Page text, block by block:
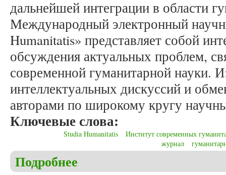
дальнейшей интеграции в области
Международный электронный
Humanitatis» представляет собой
обсуждения актуальных проблем,
современной гуманитарной науки.
интеллектуальных дискуссий и
авторами по широкому кругу
Ключевые слова:
Studia Humanitatis
Институт современных
журнал
Подробнее